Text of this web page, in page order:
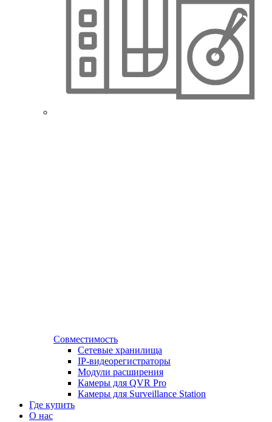
Совместимость
Сетевые хранилища
IP-видеорегистраторы
Модули расширения
Камеры для QVR Pro
Камеры для Surveillance Station
Где купить
О нас